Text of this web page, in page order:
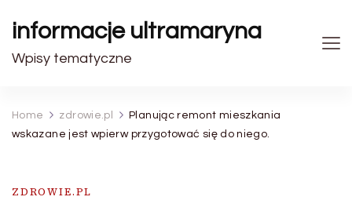
informacje ultramaryna
Wpisy tematyczne
Home zdrowie.pl
Planując remont mieszkania
wskazane jest wpierw przygotować się do niego.
ZDROWIE.PL